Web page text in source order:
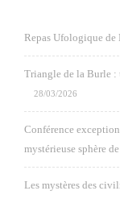
Repas Ufologique
Triangle de la Burle :
28/03/2026
Conférence
mystérieuse sphère
Les mystères des